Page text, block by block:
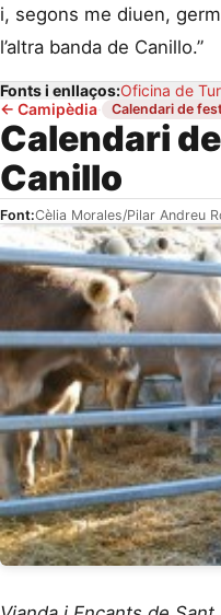
i, segons me diuen,
l’altra banda de Canillo.”
Fonts i enllaços:Oficina de
← Camipèdia· Calendari de
Calendari
Canillo
Font:Cèlia Morales/Pilar Andreu